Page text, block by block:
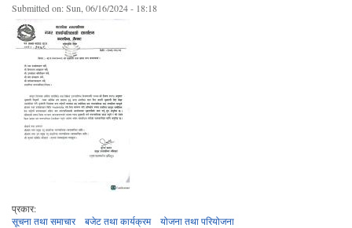
Submitted on:Sun, 06/16/2024 - 18:18
प्रकार:
सूचना तथा समाचार
बजेट तथा कार्यक्रम योजना तथा परियोजना